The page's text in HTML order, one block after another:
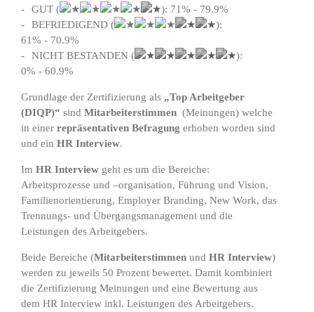
GUT (
): 71% - 79.9%
BEFRIEDIGEND (
):
61% - 70.9%
NICHT BESTANDEN (
):
0% - 60.9%
Grundlage der Zertifizierung als „Top Arbeitgeber
(DIQP)“ sind Mitarbeiterstimmen (Meinungen) welche
in einer repräsentativen Befragung erhoben worden sind
und ein HR Interview.
Im HR Interview geht es um die Bereiche:
Arbeitsprozesse und –organisation, Führung und Vision,
Familienorientierung, Employer Branding, New Work, das
Trennungs- und Übergangsmanagement und die
Leistungen des Arbeitgebers.
Beide Bereiche (Mitarbeiterstimmen und HR Interview)
werden zu jeweils 50 Prozent bewertet. Damit kombiniert
die Zertifizierung Meinungen und eine Bewertung aus
dem HR Interview inkl. Leistungen des Arbeitgebers.